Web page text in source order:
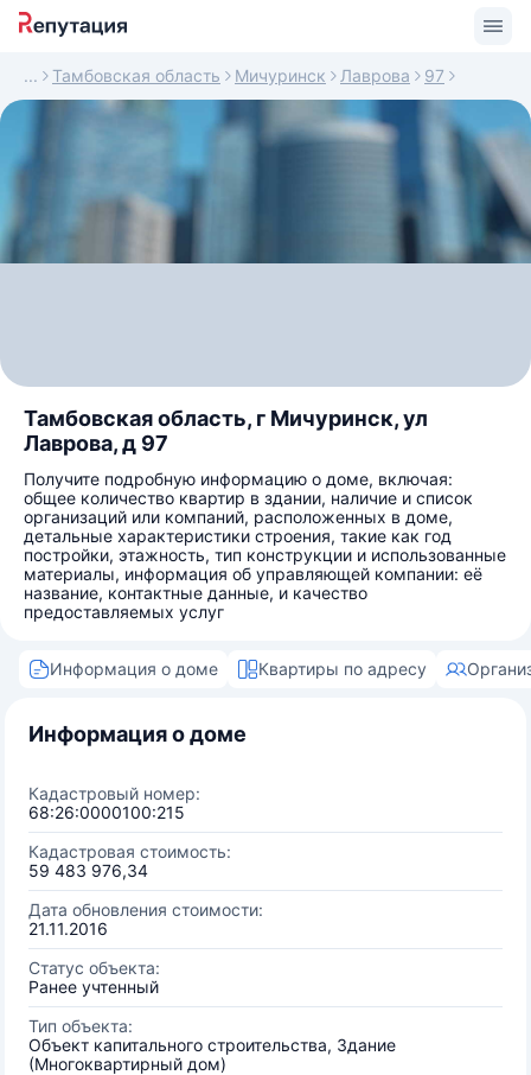
Тамбовская область Мичуринск Лаврова 97
Тамбовская область, г Мичуринск, ул
Лаврова, д 97
Получите подробную информацию о доме, включая:
общее количество квартир в здании, наличие и список
организаций или компаний, расположенных в доме,
детальные характеристики строения, такие как год
постройки, этажность, тип конструкции и использованные
материалы, информация об управляющей компании: её
название, контактные данные, и качество
предоставляемых услуг
Информация о доме Квартиры по адресу
Информация о доме
Кадастровый номер:
68:26:0000100:215
Кадастровая стоимость:
59 483 976,34
Дата обновления стоимости:
21.11.2016
Статус объекта:
Ранее учтенный
Тип объекта:
Объект капитального строительства, Здание
(Многоквартирный дом)